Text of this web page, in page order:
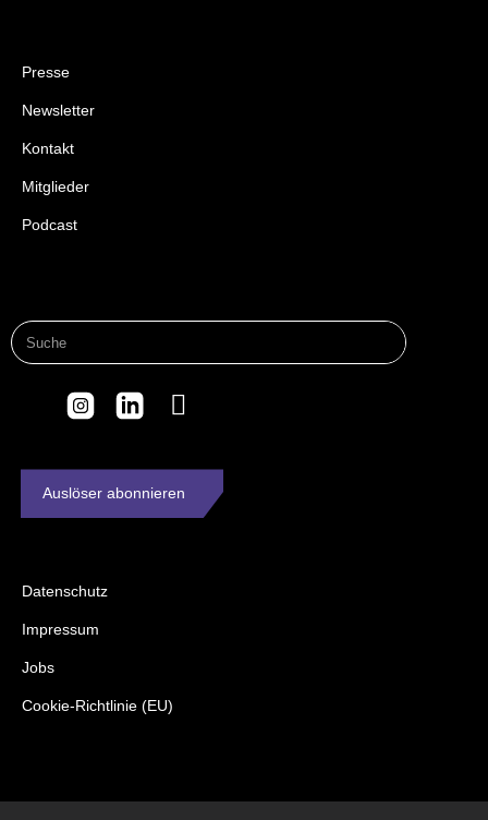
Presse
Newsletter
Kontakt
Mitglieder
Podcast
Auslöser abonnieren
Datenschutz
Impressum
Jobs
Cookie-Richtlinie (EU)